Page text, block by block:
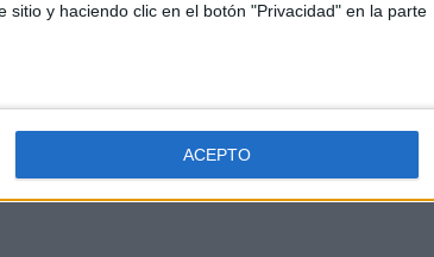
y haciendo clic en el botón "Privacidad" en la parte
ACEPTO
de datos Política de cookies Política de privacidad